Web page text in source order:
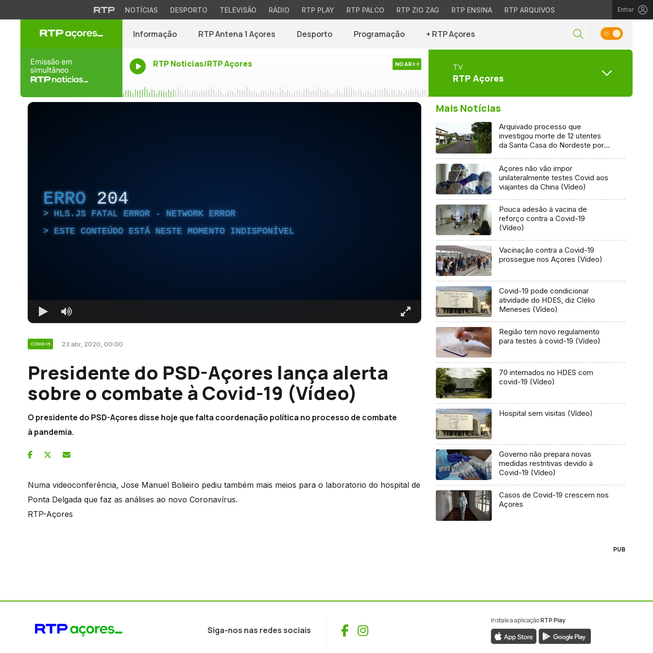
NOTÍCIAS DESPORTO TELEVISÃO RÁDIO RTP PLAY RTP PALCO RTP ZIG ZAG RTP ENSINA RTP ARQUIVOS Entrar
Informação RTP Antena 1 Açores Desporto Programação + RTP Açores
RTP Noticias/RTP Açores NO AR TV
RTP Açores
ERRO 204
HLS.JS FATAL ERROR - NETWORK ERROR
ESTE CONTEÚDO ESTÁ NESTE MOMENTO INDISPONÍVEL
COVID-19 23 abr, 2020, 00:00
Presidente do PSD-Açores lança alerta
sobre o combate à Covid-19 (Vídeo)
O presidente do PSD-Açores disse hoje que falta coordenação política no processo de combate
à pandemia.
Numa videoconferência, Jose Manuel Bolieiro pediu também mais meios para o laboratorio do hospital de
Ponta Delgada que faz as análises ao novo Coronavírus.
RTP-Açores
Mais Notícias
Arquivado processo que
investigou morte de 12 utentes
da Santa Casa do Nordeste por
Açores não vão impor
unilateralmente testes Covid aos
viajantes da China (Vídeo)
Pouca adesão à vacina de
reforço contra a Covid-19
(Vídeo)
Vacinação contra a Covid-19
prossegue nos Açores (Vídeo)
Covid-19 pode condicionar
atividade do HDES, diz Clélio
Meneses (Vídeo)
Região tem novo regulamento
para testes à covid-19 (Vídeo)
70 internados no HDES com
covid-19 (Vídeo)
Hospital sem visitas (Vídeo)
Governo não prepara novas
medidas restritivas devido à
Covid-19 (Vídeo)
Casos de Covid-19 crescem nos
Açores
PUB
Siga-nos nas redes sociais Facebook
Instagram
Instale a aplicaçãoRTP Play